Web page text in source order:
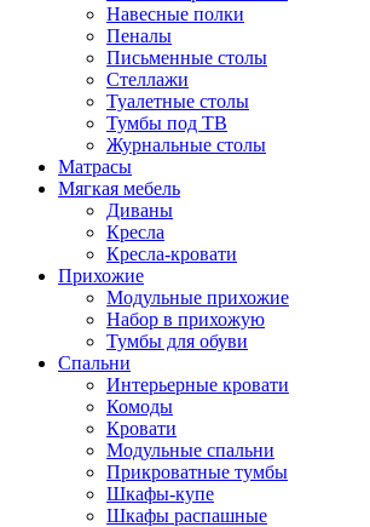
Навесные полки
Пеналы
Письменные столы
Стеллажи
Туалетные столы
Тумбы под ТВ
Журнальные столы
Матрасы
Мягкая мебель
Диваны
Кресла
Кресла-кровати
Прихожие
Модульные прихожие
Набор в прихожую
Тумбы для обуви
Спальни
Интерьерные кровати
Комоды
Кровати
Модульные спальни
Прикроватные тумбы
Шкафы-купе
Шкафы распашные